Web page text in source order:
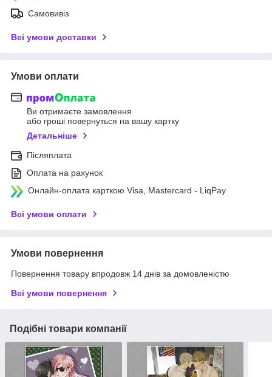
Самовивіз
Всі умови доставки
Умови оплати
Ви отримаєте замовлення
або гроші повернуться на вашу картку
Детальніше
Післяплата
Оплата на рахунок
Онлайн-оплата карткою Visa, Mastercard - LiqPay
Всі умови оплати
Умови повернення
Повернення товару впродовж 14 днів за домовленістю
Всі умови повернення
Подібні товари компанії